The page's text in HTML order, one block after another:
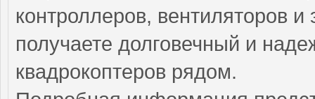
контроллеров, вентиляторов
получаете долговечный и
квадрокоптеров рядом.